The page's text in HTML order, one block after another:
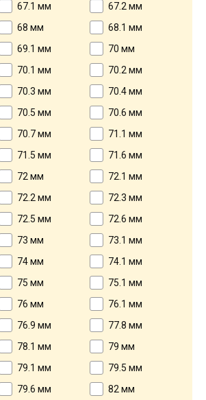
67.1 мм
67.2 мм
68 мм
68.1 мм
69.1 мм
70 мм
70.1 мм
70.2 мм
70.3 мм
70.4 мм
70.5 мм
70.6 мм
70.7 мм
71.1 мм
71.5 мм
71.6 мм
72 мм
72.1 мм
72.2 мм
72.3 мм
72.5 мм
72.6 мм
73 мм
73.1 мм
74 мм
74.1 мм
75 мм
75.1 мм
76 мм
76.1 мм
76.9 мм
77.8 мм
78.1 мм
79 мм
79.1 мм
79.5 мм
79.6 мм
82 мм